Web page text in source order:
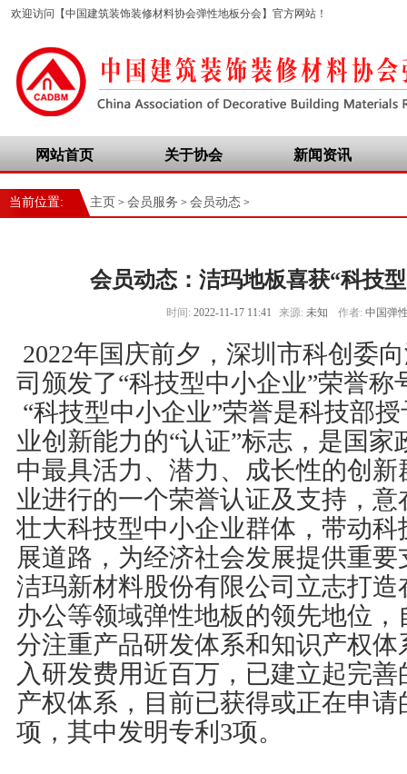
欢迎访问【中国建筑装饰装修材料协会弹性地板分会】官方网站！
网站首页 关于协会 新闻资讯
当前位置: 主页 > 会员服务 > 会员动态 >
会员动态：洁玛地板喜获“科技
时间: 2022-11-17 11:41 来源: 未知 作者: 中国弹
2022年国庆前夕，深圳市科创委
司颁发了“科技型中小企业”荣誉称
“科技型中小企业”荣誉是科技部
业创新能力的“认证”标志，是国
中最具活力、潜力、成长性的创
业进行的一个荣誉认证及支持，
壮大科技型中小企业群体，带动
展道路，为经济社会发展提供重要
洁玛新材料股份有限公司立志打
办公等领域弹性地板的领先地位，
分注重产品研发体系和知识产权
入研发费用近百万，已建立起完
产权体系，目前已获得或正在申
项，其中发明专利3项。